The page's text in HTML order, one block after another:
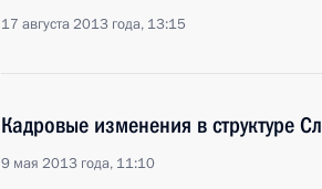
17 августа 2013 года, 13:15
Кадровые изменения в структуре
9 мая 2013 года, 11:10